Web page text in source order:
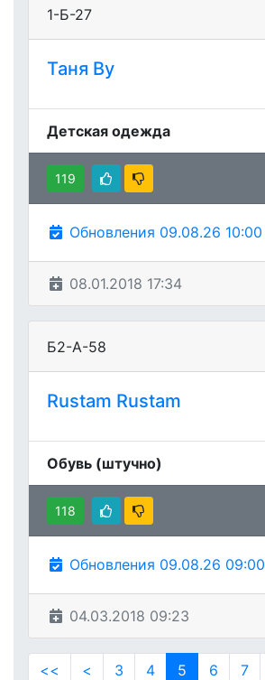
1-Б-27
Таня Ву
Детская одежда
119
Обновления 09.08.26 10:00
08.01.2018 17:34
Б2-А-58
Rustam Rustam
Обувь (штучно)
118
Обновления 09.08.26 09:00
04.03.2018 09:23
<< < 3 4 5 6 7